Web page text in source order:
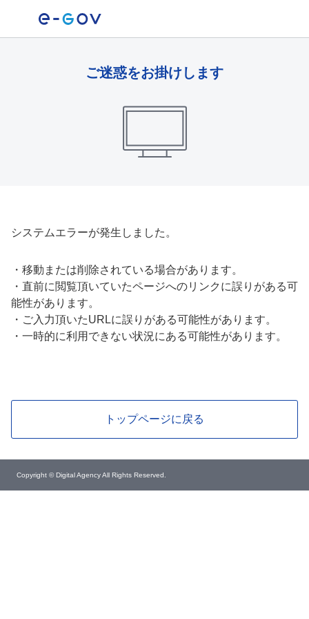
ご迷惑をお掛けします
システムエラーが発生しました。
・ 移動または削除されている場合があります。
・ 直前に閲覧頂いていたページへのリンクに誤りがある可
能性があります。
・ ご入力頂いたURLに誤りがある可能性があります。
・ 一時的に利用できない状況にある可能性があります。
トップページに戻る
Copyright © Digital Agency All Rights Reserved.